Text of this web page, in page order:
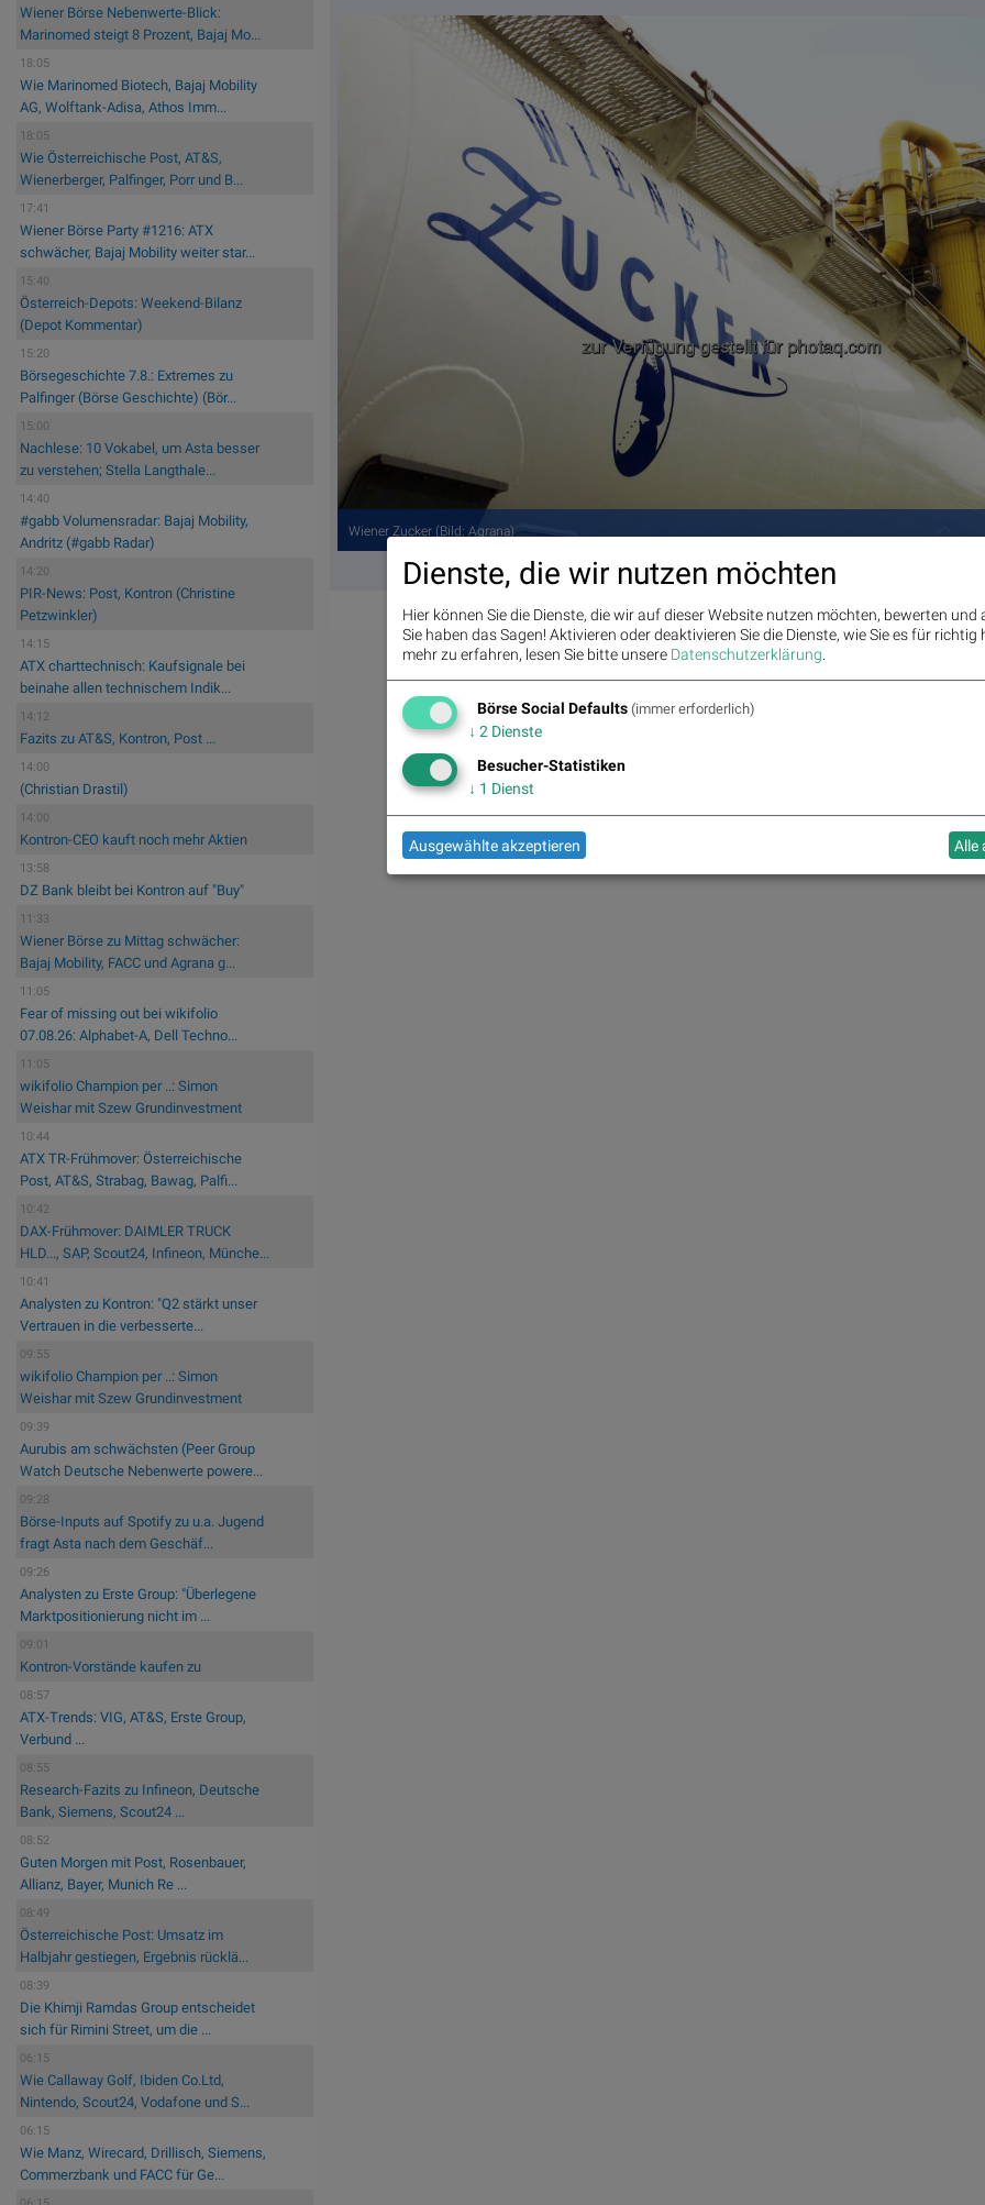
Wiener Börse Nebenwerte-Blick:
Marinomed steigt 8 Prozent, Bajaj Mo...
18:05
Wie Marinomed Biotech, Bajaj Mobility
AG, Wolftank-Adisa, Athos Imm...
18:05
Wie Österreichische Post, AT&S,
Wienerberger, Palfinger, Porr und B...
17:41
Wiener Börse Party #1216: ATX
schwächer, Bajaj Mobility weiter star...
15:40
Österreich-Depots: Weekend-Bilanz
(Depot Kommentar)
15:20
Börsegeschichte 7.8.: Extremes zu
Palfinger (Börse Geschichte) (Bör...
15:00
Nachlese: 10 Vokabel, um Asta besser
zu verstehen; Stella Langthale...
14:40
#gabb Volumensradar: Bajaj Mobility,
Andritz (#gabb Radar)
14:20
PIR-News: Post, Kontron (Christine
Petzwinkler)
14:15
ATX charttechnisch: Kaufsignale bei
beinahe allen technischem Indik...
14:12
Fazits zu AT&S, Kontron, Post ...
14:00
(Christian Drastil)
14:00
Kontron-CEO kauft noch mehr Aktien
13:58
DZ Bank bleibt bei Kontron auf "Buy"
11:33
Wiener Börse zu Mittag schwächer:
Bajaj Mobility, FACC und Agrana g...
11:05
Fear of missing out bei wikifolio
07.08.26: Alphabet-A, Dell Techno...
11:05
wikifolio Champion per ..: Simon
Weishar mit Szew Grundinvestment
10:44
ATX TR-Frühmover: Österreichische
Post, AT&S, Strabag, Bawag, Palfi...
10:42
DAX-Frühmover: DAIMLER TRUCK
HLD..., SAP, Scout24, Infineon, Münche...
10:41
Analysten zu Kontron: "Q2 stärkt unser
Vertrauen in die verbesserte...
09:55
wikifolio Champion per ..: Simon
Weishar mit Szew Grundinvestment
09:39
Aurubis am schwächsten (Peer Group
Watch Deutsche Nebenwerte powere...
09:28
Börse-Inputs auf Spotify zu u.a. Jugend
fragt Asta nach dem Geschäf...
09:26
Analysten zu Erste Group: "Überlegene
Marktpositionierung nicht im ...
09:01
Kontron-Vorstände kaufen zu
08:57
ATX-Trends: VIG, AT&S, Erste Group,
Verbund ...
08:55
Research-Fazits zu Infineon, Deutsche
Bank, Siemens, Scout24 ...
08:52
Guten Morgen mit Post, Rosenbauer,
Allianz, Bayer, Munich Re ...
08:49
Österreichische Post: Umsatz im
Halbjahr gestiegen, Ergebnis rücklä...
08:39
Die Khimji Ramdas Group entscheidet
sich für Rimini Street, um die ...
06:15
Wie Callaway Golf, Ibiden Co.Ltd,
Nintendo, Scout24, Vodafone und S...
06:15
Wie Manz, Wirecard, Drillisch, Siemens,
Commerzbank und FACC für Ge...
Wiener Zucker (Bild: Agrana)
Dienste, die wir nutzen möchten
Hier können Sie die Dienste, die wir auf dieser Website nutzen möchten, bewerten und
Sie haben das Sagen! Aktivieren oder deaktivieren Sie die Dienste, wie Sie es für richtig
mehr zu erfahren, lesen Sie bitte unsere Datenschutzerklärung.
Börse Social Defaults (immer erforderlich)
↓ 2 Dienste
Besucher-Statistiken
↓ 1 Dienst
Ausgewählte akzeptieren Alle